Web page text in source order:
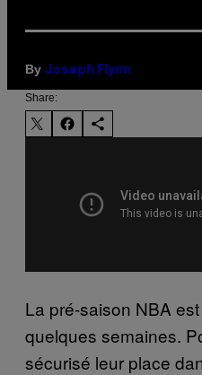
By Joseph Flynn
Share:
La pré-saison NBA
quelques semaines.
sécurisé leur place